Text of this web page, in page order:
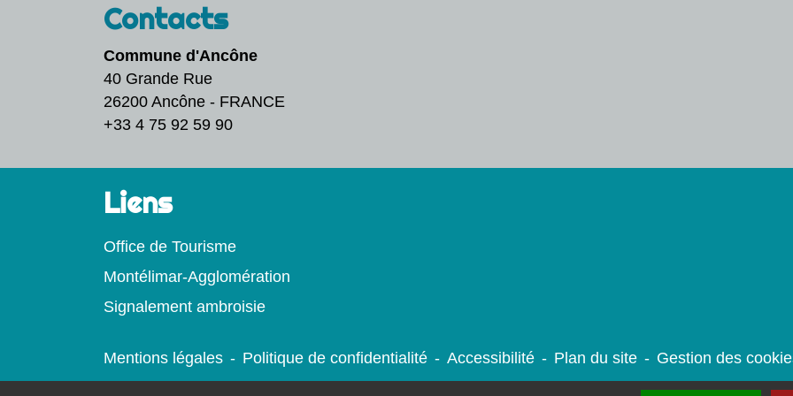
Contacts
Commune d'Ancône
40 Grande Rue
26200 Ancône - FRANCE
+33 4 75 92 59 90
Liens
Office de Tourisme
Montélimar-Agglomération
Signalement ambroisie
Mentions légales - Politique de confidentialité - Accessibilité - Plan du site - Gestion des